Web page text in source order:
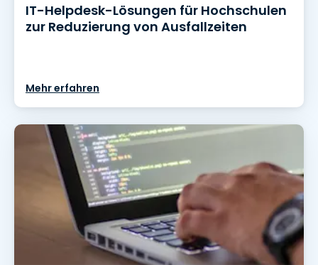
IT-Helpdesk-Lösungen für Hochschulen
zur Reduzierung von Ausfallzeiten
Mehr erfahren